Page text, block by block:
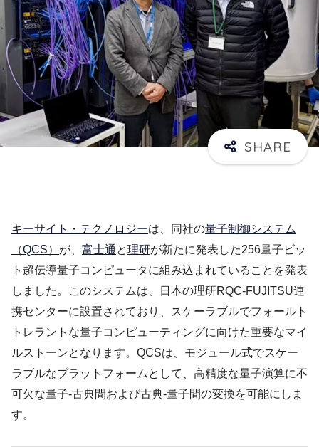
キーサイト・テクノロジーは、同社の量子制御システム
（QCS） が、 富士通 と理研が新たに発表した256量子ビッ
ト超伝導量子コンピュータに組み込まれていることを発表
しました。このシステムは、日本の理研RQC-FUJITSU連
携センターに設置されており、スケーラブルでフォールト
トレラントな量子コンピューティングに向けた重要なマイ
ルストーンとなります。QCSは、モジュール式でスケー
ラブルなプラットフォームとして、高精度な量子演算に不
可欠な量子-古典間および古典-量子間の変換を可能にしま
す。